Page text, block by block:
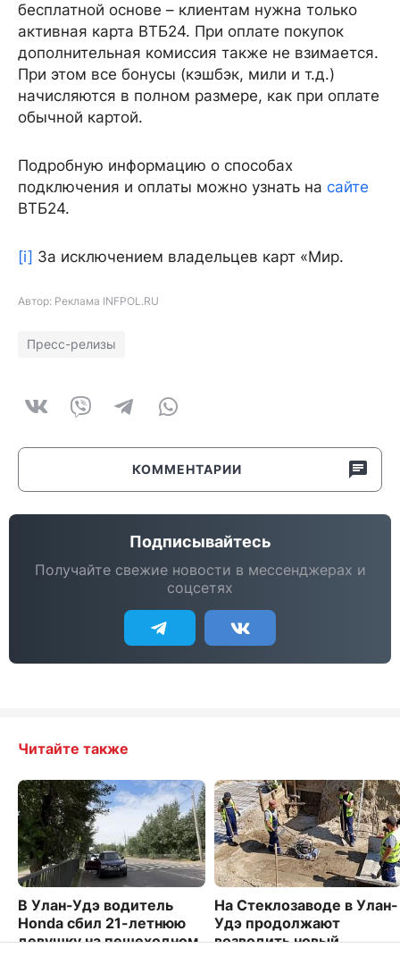
бесплатной основе – клиентам нужна только
активная карта ВТБ24. При оплате покупок
дополнительная комиссия также не взимается.
При этом все бонусы (кэшбэк, мили и т.д.)
начисляются в полном размере, как при оплате
обычной картой.
Подробную информацию о способах
подключения и оплаты можно узнать на сайте
ВТБ24.
[i] За исключением владельцев карт «Мир.
Автор: Реклама INFPOL.RU
Пресс-релизы
КОММЕНТАРИИ
Подписывайтесь
Получайте свежие новости в мессенджерах и
соцсетях
Читайте также
В Улан-Удэ водитель
Honda сбил 21-летнюю
девушку на пешеходном
На Стеклозаводе в Улан-
Удэ продолжают
возводить новый